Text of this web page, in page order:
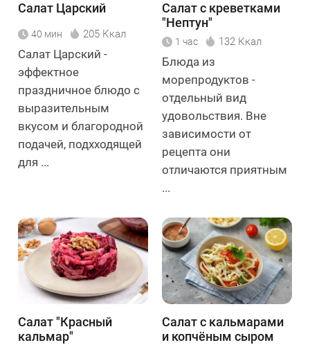
Салат Царский
40 мин 205 Ккал
Салат Царский -
эффектное
праздничное блюдо с
выразительным
вкусом и благородной
подачей, подхходящей
для ...
Салат с креветками
"Нептун"
1 час 132 Ккал
Блюда из
морепродуктов -
отдельный вид
удовольствия. Вне
зависимости от
рецепта они
отличаются приятным
...
Салат "Красный
кальмар"
Салат с кальмарами
и копчёным сыром